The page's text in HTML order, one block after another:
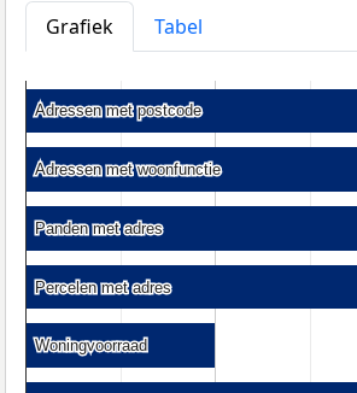
Grafiek
Tabel
Adressen met postcode
Adressen met postcode
Adressen met woonfunctie
Adressen met woonfunctie
Panden met adres
Panden met adres
Percelen met adres
Percelen met adres
Woningvoorraad
Woningvoorraad